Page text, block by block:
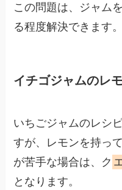
この問題は、ジャム
る程度解決できます。
イチゴジャムのレ
いちごジャムのレシ
すが、レモンを持っ
が苦手な場合は、 ク
となります。